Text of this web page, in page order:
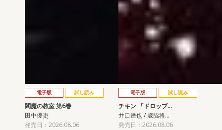
電子版 試し読み
閻魔の教室 第6巻
田中優吏
発売日：2026.08.06
電子版 試し読み
チキン 「ドロップ…
井口達也 / 歳脇将…
発売日：2026.08.06